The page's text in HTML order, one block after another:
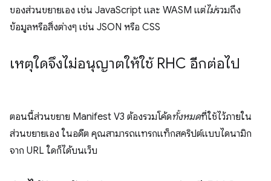
ของส่วนขยายเอง เช่น JavaScript และ WASM แต่ไม่รวมถึง
ข้อมูลหรือสิ่งต่างๆ เช่น JSON หรือ CSS
เหตุใดจึงไม่อนุญาตให้ใช้ RHC อีกต่อไป
ตอนนี้ส่วนขยาย Manifest V3 ต้องรวมโค้ดทั้งหมดที่ใช้ไว้ภายใน
ส่วนขยายเอง ในอดีต คุณสามารถแทรกแท็กสคริปต์แบบไดนามิก
จาก URL ใดก็ได้บนเว็บ